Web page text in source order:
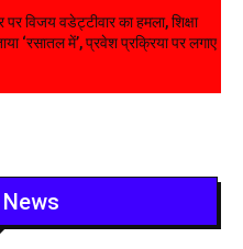
पर विजय वडेट्टीवार का हमला, शिक्षा
‘रसातल में’, प्रवेश प्रक्रिया पर लगाए